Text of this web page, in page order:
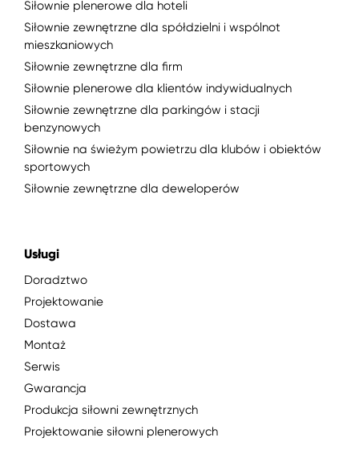
Siłownie plenerowe dla hoteli
Siłownie zewnętrzne dla spółdzielni i wspólnot
mieszkaniowych
Siłownie zewnętrzne dla firm
Siłownie plenerowe dla klientów indywidualnych
Siłownie zewnętrzne dla parkingów i stacji
benzynowych
Siłownie na świeżym powietrzu dla klubów i obiektów
sportowych
Siłownie zewnętrzne dla deweloperów
Usługi
Doradztwo
Projektowanie
Dostawa
Montaż
Serwis
Gwarancja
Produkcja siłowni zewnętrznych
Projektowanie siłowni plenerowych